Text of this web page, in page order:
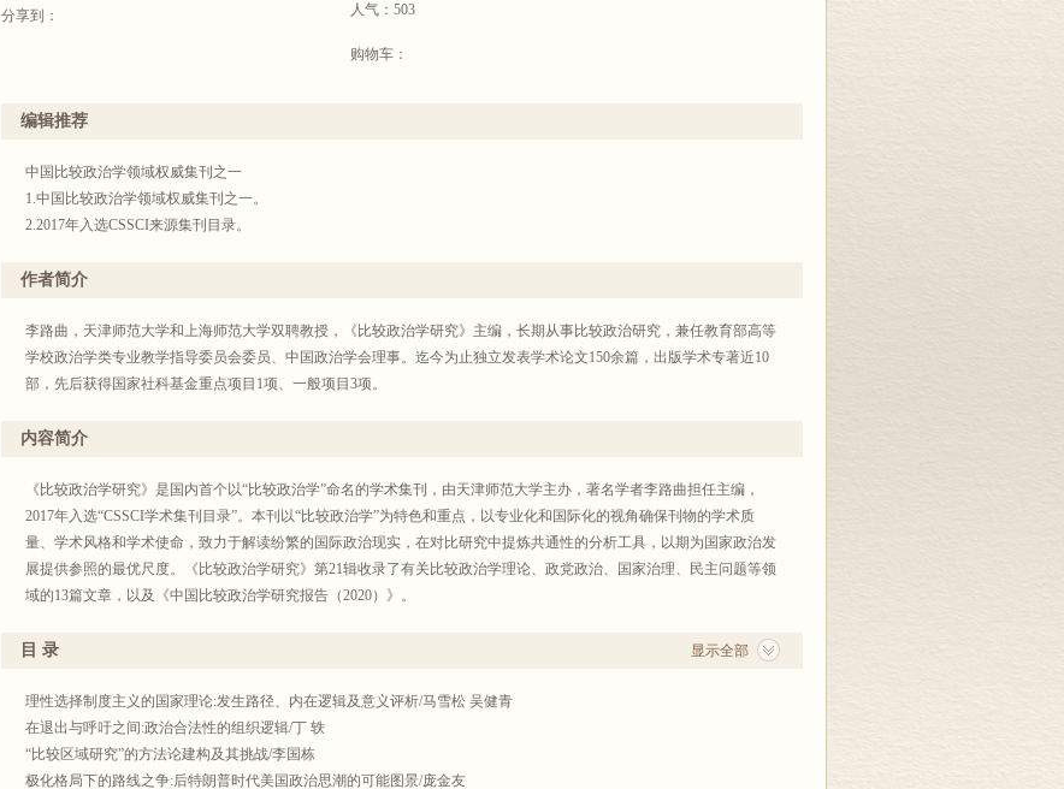
分享到： 人气：503
购物车：
编辑推荐
中国比较政治学领域权威集刊之一
1.中国比较政治学领域权威集刊之一。
2.2017年入选CSSCI来源集刊目录。
作者简介
李路曲，天津师范大学和上海师范大学双聘教授，《比较政治学研究》主编，长期从事比较政治研究，兼任教育部高等
学校政治学类专业教学指导委员会委员、中国政治学会理事。迄今为止独立发表学术论文150余篇，出版学术专著近10
部，先后获得国家社科基金重点项目1项、一般项目3项。
内容简介
《比较政治学研究》是国内首个以“比较政治学”命名的学术集刊，由天津师范大学主办，著名学者李路曲担任主编，
2017年入选“CSSCI学术集刊目录”。本刊以“比较政治学”为特色和重点，以专业化和国际化的视角确保刊物的学术质
量、学术风格和学术使命，致力于解读纷繁的国际政治现实，在对比研究中提炼共通性的分析工具，以期为国家政治发
展提供参照的最优尺度。《比较政治学研究》第21辑收录了有关比较政治学理论、政党政治、国家治理、民主问题等领
域的13篇文章，以及《中国比较政治学研究报告（2020）》。
显示全部
目 录
理性选择制度主义的国家理论:发生路径、内在逻辑及意义评析/马雪松 吴健青
在退出与呼吁之间:政治合法性的组织逻辑/丁 轶
“比较区域研究”的方法论建构及其挑战/李国栋
极化格局下的路线之争:后特朗普时代美国政治思潮的可能图景/庞金友